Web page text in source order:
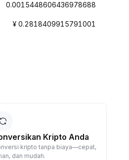
0.0015448606436978688
¥ 0.2818409915791001
Kripto Anda
kripto tanpa biaya—cepat,
dan mudah.